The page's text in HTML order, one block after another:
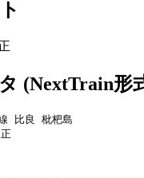
(NextTrain形
比良 枇杷島